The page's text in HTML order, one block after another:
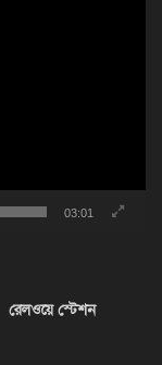
03:01
রেলওয়ে স্টেশন